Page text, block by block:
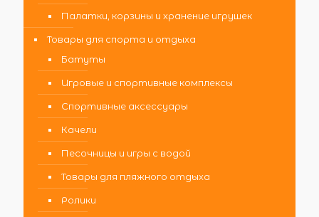
Палатки, корзины и хранение игрушек
Товары для спорта и отдыха
Батуты
Игровые и спортивные комплексы
Спортивные аксессуары
Качели
Песочницы и игры с водой
Товары для пляжного отдыха
Ролики